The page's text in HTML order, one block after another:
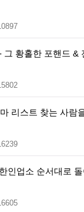
그 황홀한 포핸드 &
리스트 찾는 사람
인업소 순서대로